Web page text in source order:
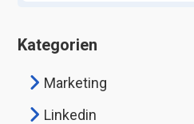
Kategorien
Marketing
Linkedin